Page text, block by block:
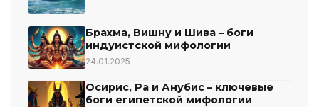
Брахма, Вишну и Шива – боги
индуистской мифологии
24.01.2025
Осирис, Ра и Анубис – ключевые
боги египетской мифологии